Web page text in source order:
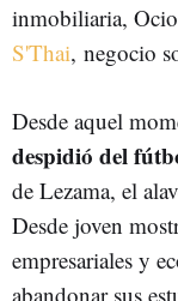
inmobiliaria, Ocio
S'Thai, negocio
Desde aquel
despidió del
de Lezama, el
Desde joven
empresariales y
abandonar sus